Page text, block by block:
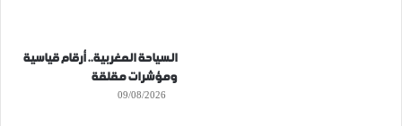
السياحة المغربية.. أرقام قياسية
ومؤشرات مقلقة
09/08/2026